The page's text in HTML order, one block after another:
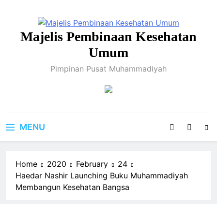
Majelis Pembinaan Kesehatan
Umum
Pimpinan Pusat Muhammadiyah
MENU
Home 2020 February
24
Haedar Nashir Launching Buku Muhammadiyah
Membangun Kesehatan Bangsa